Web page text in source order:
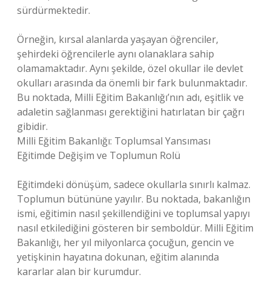
sürdürmektedir.
Örneğin, kırsal alanlarda yaşayan öğrenciler,
şehirdeki öğrencilerle aynı olanaklara sahip
olamamaktadır. Aynı şekilde, özel okullar ile devlet
okulları arasında da önemli bir fark bulunmaktadır.
Bu noktada, Milli Eğitim Bakanlığı’nın adı, eşitlik ve
adaletin sağlanması gerektiğini hatırlatan bir çağrı
gibidir.
Milli Eğitim Bakanlığı: Toplumsal Yansıması
Eğitimde Değişim ve Toplumun Rolü
Eğitimdeki dönüşüm, sadece okullarla sınırlı kalmaz.
Toplumun bütününe yayılır. Bu noktada, bakanlığın
ismi, eğitimin nasıl şekillendiğini ve toplumsal yapıyı
nasıl etkilediğini gösteren bir semboldür. Milli Eğitim
Bakanlığı, her yıl milyonlarca çocuğun, gencin ve
yetişkinin hayatına dokunan, eğitim alanında
kararlar alan bir kurumdur.